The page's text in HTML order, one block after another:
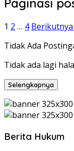
1 2 … 4 Berikutnya
Tidak Ada
Tidak ada lagi
Selengkapnya
Berita Hukum